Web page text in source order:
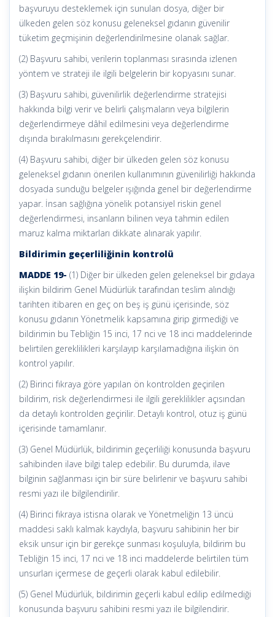
başvuruyu desteklemek için sunulan dosya, diğer bir
ülkeden gelen söz konusu geleneksel gıdanın güvenilir
tüketim geçmişinin değerlendirilmesine olanak sağlar.
(2) Başvuru sahibi, verilerin toplanması sırasında izlenen
yöntem ve strateji ile ilgili belgelerin bir kopyasını sunar.
(3) Başvuru sahibi, güvenilirlik değerlendirme stratejisi
hakkında bilgi verir ve belirli çalışmaların veya bilgilerin
değerlendirmeye dâhil edilmesini veya değerlendirme
dışında bırakılmasını gerekçelendirir.
(4) Başvuru sahibi, diğer bir ülkeden gelen söz konusu
geleneksel gıdanın önerilen kullanımının güvenilirliği hakkında
dosyada sunduğu belgeler ışığında genel bir değerlendirme
yapar. İnsan sağlığına yönelik potansiyel riskin genel
değerlendirmesi, insanların bilinen veya tahmin edilen
maruz kalma miktarları dikkate alınarak yapılır.
Bildirimin geçerliliğinin kontrolü
MADDE 19- (1) Diğer bir ülkeden gelen geleneksel bir gıdaya
ilişkin bildirim Genel Müdürlük tarafından teslim alındığı
tarihten itibaren en geç on beş iş günü içerisinde, söz
konusu gıdanın Yönetmelik kapsamına girip girmediği ve
bildirimin bu Tebliğin 15 inci, 17 nci ve 18 inci maddelerinde
belirtilen gereklilikleri karşılayıp karşılamadığına ilişkin ön
kontrol yapılır.
(2) Birinci fıkraya göre yapılan ön kontrolden geçirilen
bildirim, risk değerlendirmesi ile ilgili gereklilikler açısından
da detaylı kontrolden geçirilir. Detaylı kontrol, otuz iş günü
içerisinde tamamlanır.
(3) Genel Müdürlük, bildirimin geçerliliği konusunda başvuru
sahibinden ilave bilgi talep edebilir. Bu durumda, ilave
bilginin sağlanması için bir süre belirlenir ve başvuru sahibi
resmi yazı ile bilgilendirilir.
(4) Birinci fıkraya istisna olarak ve Yönetmeliğin 13 üncü
maddesi saklı kalmak kaydıyla, başvuru sahibinin her bir
eksik unsur için bir gerekçe sunması koşuluyla, bildirim bu
Tebliğin 15 inci, 17 nci ve 18 inci maddelerde belirtilen tüm
unsurları içermese de geçerli olarak kabul edilebilir.
(5) Genel Müdürlük, bildirimin geçerli kabul edilip edilmediği
konusunda başvuru sahibini resmi yazı ile bilgilendirir.